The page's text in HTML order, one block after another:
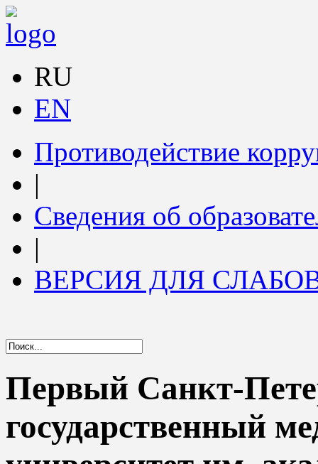
RU
EN
Противодействие
|
Сведения об
|
ВЕРСИЯ ДЛЯ
Первый Санкт-
государственный